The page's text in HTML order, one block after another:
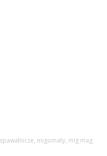
migomaty, mig mag